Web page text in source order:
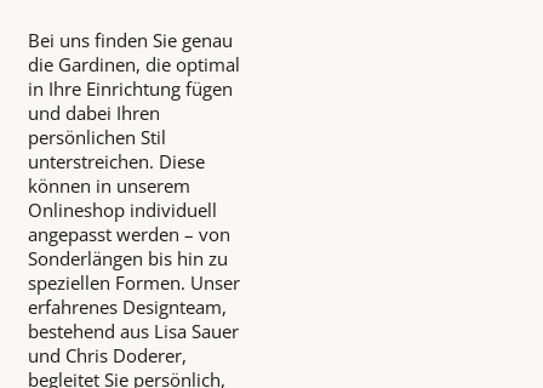
Bei uns finden Sie genau
die Gardinen, die optimal
in Ihre Einrichtung fügen
und dabei Ihren
persönlichen Stil
unterstreichen. Diese
können in unserem
Onlineshop individuell
angepasst werden – von
Sonderlängen bis hin zu
speziellen Formen. Unser
erfahrenes Designteam,
bestehend aus Lisa Sauer
und Chris Doderer,
begleitet Sie persönlich,